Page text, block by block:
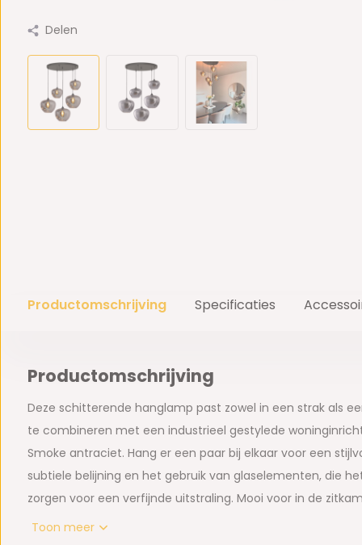
Delen
Productomschrijving Specificaties
Productomschrijving
Deze schitterende hanglamp past zowel in een strak als
te combineren met een industrieel gestylede
Smoke antraciet. Hang er een paar bij elkaar voor een
subtiele belijning en het gebruik van glaselementen, die
zorgen voor een verfijnde uitstraling. Mooi voor in de
of in de hal. Echt een mooie eyecatcher, waarmee u uw
Toon meer